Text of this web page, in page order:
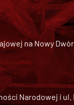
na Nowy Dwór
Narodowej i ul.